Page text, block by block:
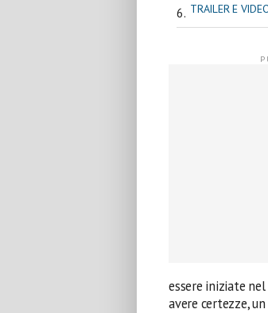
TRAILER E
essere iniziate
avere certezze,